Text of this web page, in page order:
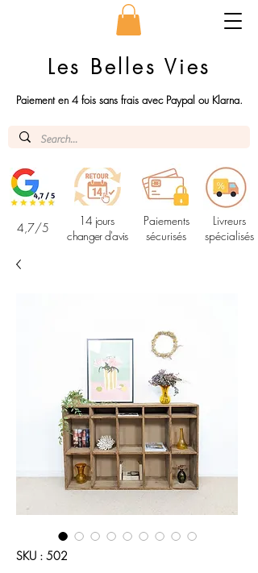
Les Belles Vies
Paiement en 4 fois sans frais avec Paypal ou Klarna.
4,7/5
14 jours
changer d'avis
Paiements
sécurisés
Livreurs
spécialisés
SKU : 502